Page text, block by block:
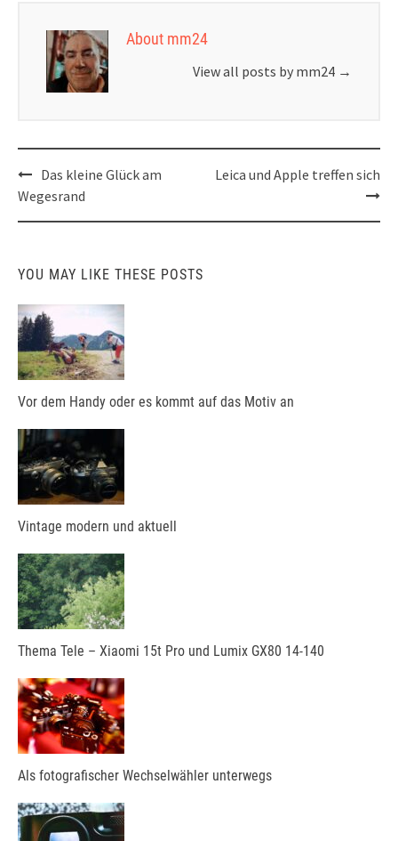
About mm24
View all posts by mm24 →
Post
navigation
Das kleine Glück am
Wegesrand
Leica und Apple treffen sich
YOU MAY LIKE THESE POSTS
Vor dem Handy oder es kommt auf das Motiv an
Vintage modern und aktuell
Thema Tele – Xiaomi 15t Pro und Lumix GX80 14-140
Als fotografischer Wechselwähler unterwegs